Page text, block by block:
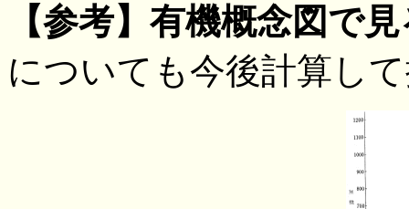
【参考】有機概念図で
についても今後計算し